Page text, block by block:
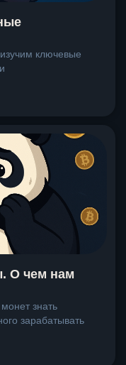
ключевые
О чем нам
знать
зарабатывать